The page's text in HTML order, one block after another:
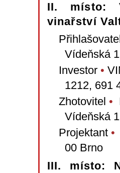
II. místo:
vinařství
Vídeňská
Investor •
1212, 691
Zhotovitel •
Vídeňská
Projektant •
00 Brno
III. místo: